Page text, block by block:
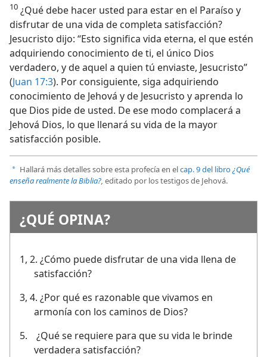
10 ¿Qué debe hacer usted para estar en el Paraíso y
disfrutar de una vida de completa satisfacción?
Jesucristo dijo: “Esto significa vida eterna, el que estén
adquiriendo conocimiento de ti, el único Dios
verdadero, y de aquel a quien tú enviaste, Jesucristo”
(Juan 17:3). Por consiguiente, siga adquiriendo
conocimiento de Jehová y de Jesucristo y aprenda lo
que Dios pide de usted. De ese modo complacerá a
Jehová Dios, lo que llenará su vida de la mayor
satisfacción posible.
a Hallará más detalles sobre esta profecía en elcap. 9 del libro¿Qué
enseña realmente la Biblia?, editado por los testigos de Jehová.
¿QUÉ OPINA?
1, 2. ¿Cómo puede disfrutar de una vida llena de
satisfacción?
3, 4. ¿Por qué es razonable que vivamos en
armonía con los caminos de Dios?
5.
¿Qué se requiere para que su vida le brinde
verdadera satisfacción?